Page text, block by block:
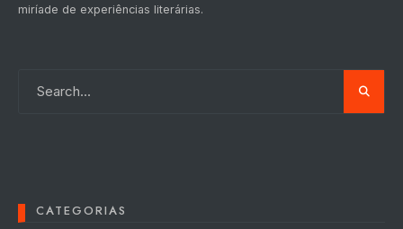
miríade de experiências literárias.
CATEGORIAS